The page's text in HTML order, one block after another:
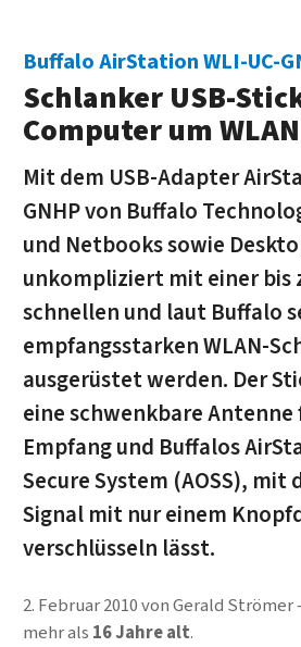
Buffalo AirStation WLI-UC-
Schlanker USB-
Computer um WLAN
Mit dem USB-Adapter
GNHP von Buffalo
und Netbooks sowie
unkompliziert mit einer bis
schnellen und laut Buffalo
empfangsstarken WLAN-
ausgerüstet werden. Der
eine schwenkbare
Empfang und Buffalos
Secure System (AOSS), mit
Signal mit nur einem
verschlüsseln lässt.
2. Februar 2010vonGerald Strömer
mehr als 16 Jahre alt.